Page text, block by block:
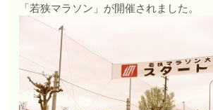
「若狭マラソン」が開催されました。